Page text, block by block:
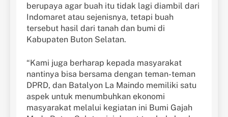
berupaya agar buah itu tidak lagi diambil dari
Indomaret atau sejenisnya, tetapi buah
tersebut hasil dari tanah dan bumi di
Kabupaten Buton Selatan.
“Kami juga berharap kepada masyarakat
nantinya bisa bersama dengan teman-teman
DPRD, dan Batalyon La Maindo memiliki satu
aspek untuk menumbuhkan ekonomi
masyarakat melalui kegiatan ini Bumi Gajah